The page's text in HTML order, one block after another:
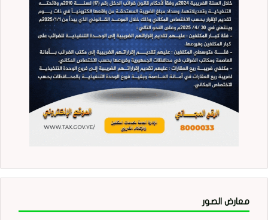
معارض الصور